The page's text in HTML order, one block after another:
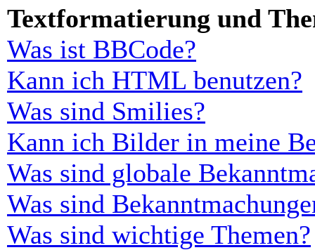
Textformatierung und
Was ist BBCode?
Kann ich HTML benutzen?
Was sind Smilies?
Kann ich Bilder in meine
Was sind globale
Was sind
Was sind wichtige Themen?